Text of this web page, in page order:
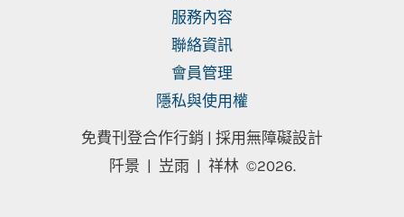
服務內容
聯絡資訊
會員管理
隱私與使用權
免費刊登合作行銷 | 採用無障礙設計
阡景 | 岦雨 | 祥林 ©2026.